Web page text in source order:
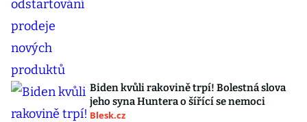
Biden kvůli rakovině trpí! Bolestná slova
jeho syna Huntera o šířící se nemoci
Blesk.cz